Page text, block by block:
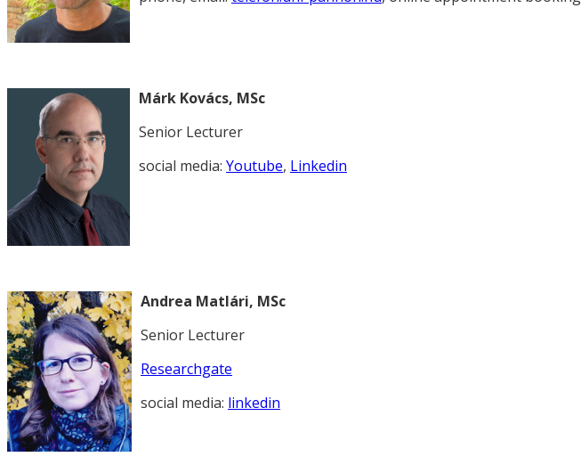
Márk Kovács, MSc
Senior Lecturer
social media: Youtube, Linkedin
Andrea Matlári, MSc
Senior Lecturer
Researchgate
social media: linkedin